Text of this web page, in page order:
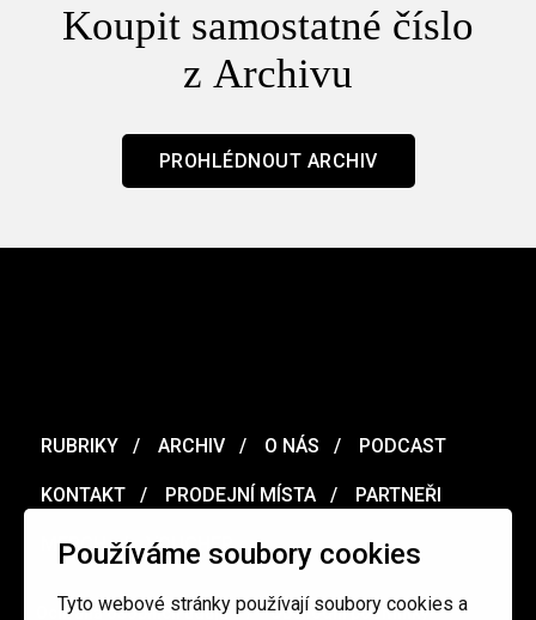
Používáme soubory cookies
Tyto webové stránky používají soubory cookies a
Koupit samostatné číslo
z Archivu
PROHLÉDNOUT ARCHIV
RUBRIKY ARCHIV O NÁS PODCAST
KONTAKT PRODEJNÍ MÍSTA PARTNEŘI
MERCH VOUCHER
Ochrana osobních údajů / Obchodní podmínky